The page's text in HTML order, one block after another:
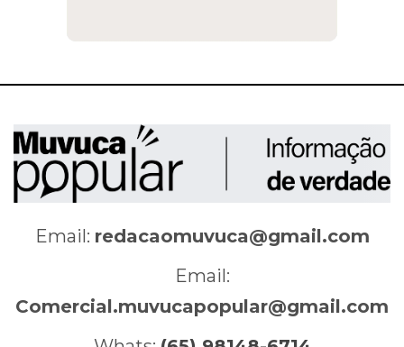
Email: redacaomuvuca@gmail.com
Email:
Comercial.muvucapopular@gmail.com